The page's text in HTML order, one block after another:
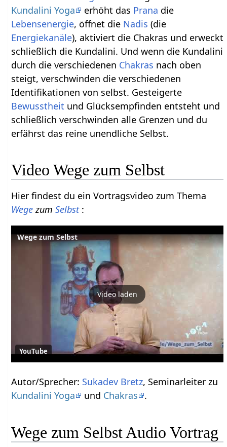
Kundalini Yoga
erhöht das Prana die
Lebensenergie, öffnet die Nadis (die
Energiekanäle), aktiviert die Chakras und erweckt
schließlich die Kundalini. Und wenn die Kundalini
durch die verschiedenen Chakras nach oben
steigt, verschwinden die verschiedenen
Identifikationen von selbst. Gesteigerte
Bewusstheit und Glücksempfinden entsteht und
schließlich verschwinden alle Grenzen und du
erfährst das reine unendliche Selbst.
Video Wege zum Selbst
Hier findest du ein Vortragsvideo zum Thema
WegezumSelbst :
Wege zum Selbst
Video laden
YouTube
Autor/Sprecher: Sukadev Bretz, Seminarleiter zu
Kundalini Yoga
und Chakras .
Wege zum Selbst Audio Vortrag